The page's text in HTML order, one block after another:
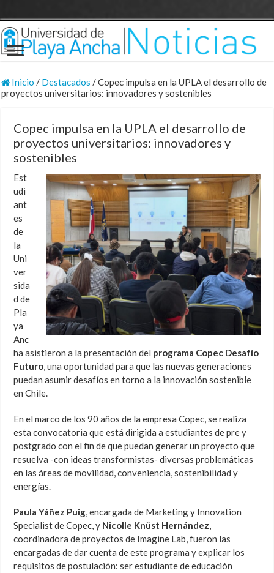
Inicio / Destacados /Copec impulsa en la UPLA el desarrollo de
proyectos universitarios: innovadores y sostenibles
Copec impulsa en la UPLA el desarrollo de
proyectos universitarios: innovadores y
sostenibles
Est
udi
ant
es
de
la
Uni
ver
sida
d de
Pla
ya
Anc
ha asistieron a la presentación del programa Copec Desafío
Futuro, una oportunidad para que las nuevas generaciones
puedan asumir desafíos en torno a la innovación sostenible
en Chile.
En el marco de los 90 años de la empresa Copec, se realiza
esta convocatoria que está dirigida a estudiantes de pre y
postgrado con el fin de que puedan generar un proyecto que
resuelva -con ideas transformistas- diversas problemáticas
en las áreas de movilidad, conveniencia, sostenibilidad y
energías.
Paula Yáñez Puig, encargada de Marketing y Innovation
Specialist de Copec, y Nicolle Knüst Hernández,
coordinadora de proyectos de Imagine Lab, fueron las
encargadas de dar cuenta de este programa y explicar los
requisitos de postulación: ser estudiante de educación